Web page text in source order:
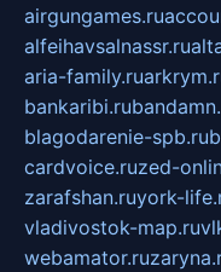
airgungames.ru
alfeihavsalnassr.ru
aria-family.ru
bankaribi.ru
blagodarenie-spb.ru
cardvoice.ruzed-
zarafshan.ruyork-
vladivostok-map.ru
webamator.ru